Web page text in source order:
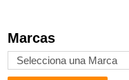
Marcas